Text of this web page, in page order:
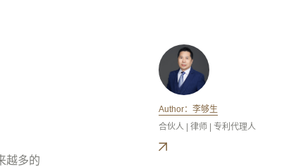
越多的
Author：李够生
合伙人 | 律师 | 专利代理人